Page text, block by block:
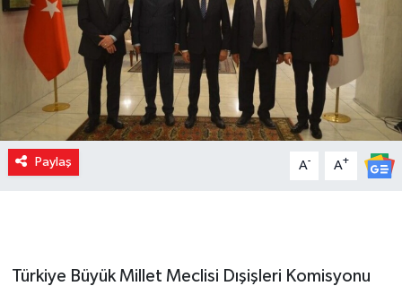
Paylaş A- A+
Türkiye Büyük Millet Meclisi Dışişleri Komisyonu